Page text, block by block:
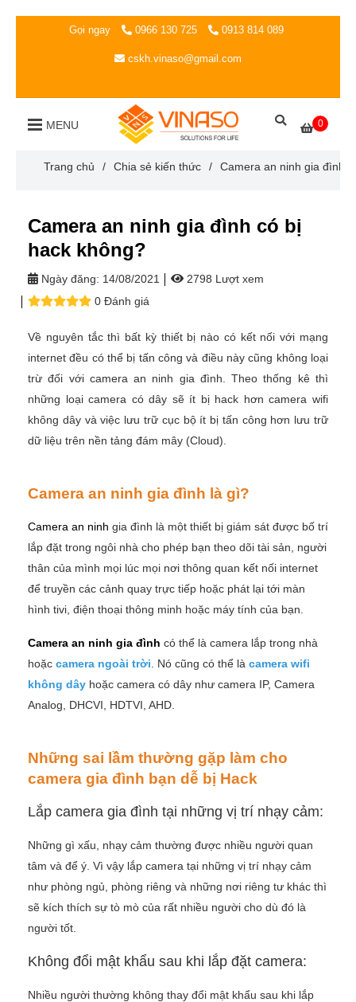
Gọi ngay 0966 130 725 0913 814 089
cskh.vinaso@gmail.com
0
MENU
Trang chủ / Chia sẻ kiến thức / Camera an ninh gia đình
Camera an ninh gia đình có bị
hack không?
Ngày đăng: 14/08/2021
2798 Lượt xem
0 Đánh giá
Về nguyên tắc thì bất kỳ thiết bị nào có kết nối với mạng
internet đều có thể bị tấn công và điều này cũng không loại
trừ đối với camera an ninh gia đình. Theo thống kê thì
những loại camera có dây sẽ ít bị hack hơn camera wifi
không dây và việc lưu trữ cục bộ ít bị tấn công hơn lưu trữ
dữ liệu trên nền tảng đám mây (Cloud).
Camera an ninh gia đình là gì?
Camera an ninh gia đình là một thiết bị giám sát được bố trí
lắp đặt trong ngôi nhà cho phép bạn theo dõi tài sản, người
thân của mình mọi lúc mọi nơi thông quan kết nối internet
để truyền các cảnh quay trực tiếp hoặc phát lại tới màn
hình tivi, điện thoại thông minh hoặc máy tính của bạn.
Camera an ninh gia đình có thể là camera lắp trong nhà
hoặc camera ngoài trời . Nó cũng có thể là camera wifi
không dây hoặc camera có dây như camera IP, Camera
Analog, DHCVI, HDTVI, AHD.
Những sai lầm thường gặp làm cho
camera gia đình bạn dễ bị Hack
Lắp camera gia đình tại những vị trí nhạy cảm:
Những gì xấu, nhạy cảm thường được nhiều người quan
tâm và để ý. Vì vậy lắp camera tại những vị trí nhạy cảm
như phòng ngủ, phòng riêng và những nơi riêng tư khác thì
sẽ kích thích sự tò mò của rất nhiều người cho dù đó là
người tốt.
Không đổi mật khẩu sau khi lắp đặt camera:
Nhiều người thường không thay đổi mật khẩu sau khi lắp